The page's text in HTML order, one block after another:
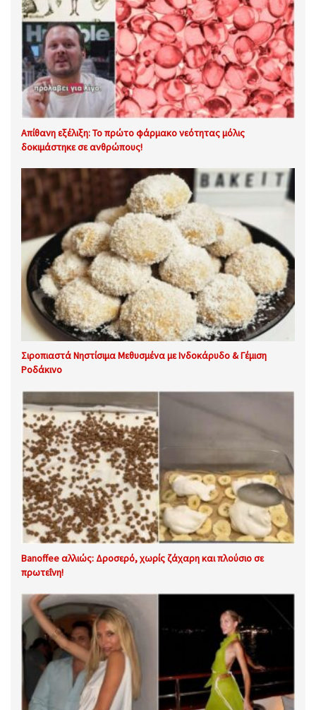
Απίθανη εξέλιξη: Το πρώτο φάρμακο νεότητας μόλις
δοκιμάστηκε σε ανθρώπους!
Σιροπιαστά Νηστίσιμα Μεθυσμένα με Ινδοκάρυδο & Γέμιση
Ροδάκινο
Banoffee αλλιώς: Δροσερό, χωρίς ζάχαρη και πλούσιο σε
πρωτεΐνη!